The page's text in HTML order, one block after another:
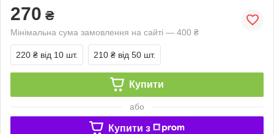
270 ₴
Мінімальна сума замовлення на сайті — 400 ₴
220 ₴ від 10 шт. 210 ₴ від 50 шт.
Купити
або
Купити з